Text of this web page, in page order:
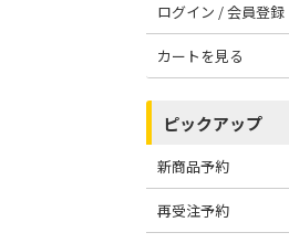
ログイン / 会員登録
カートを見る
ピックアップ
新商品予約
再受注予約